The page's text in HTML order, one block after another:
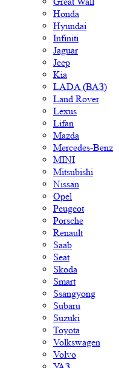
Hyundai
Infiniti
Jaguar
Jeep
Kia
LADA (ВАЗ)
Land Rover
Lexus
Lifan
Mazda
Mercedes-Benz
MINI
Mitsubishi
Nissan
Opel
Peugeot
Porsche
Renault
Saab
Seat
Skoda
Smart
Ssangyong
Subaru
Suzuki
Toyota
Volkswagen
Volvo
УАЗ
ГАЗ